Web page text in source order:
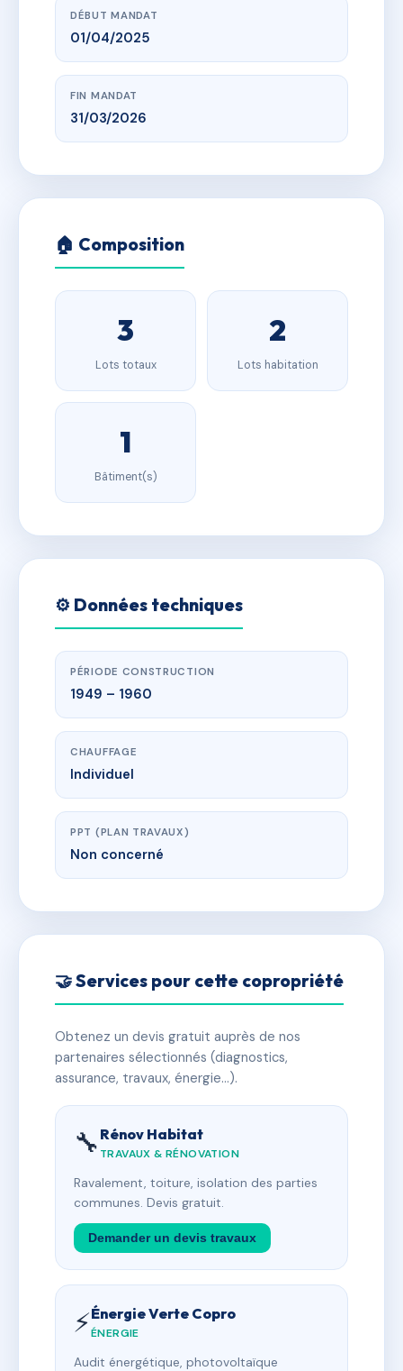
DÉBUT MANDAT
01/04/2025
FIN MANDAT
31/03/2026
🏠 Composition
3
Lots totaux
2
Lots habitation
1
Bâtiment(s)
⚙️ Données techniques
PÉRIODE CONSTRUCTION
1949 – 1960
CHAUFFAGE
Individuel
PPT (PLAN TRAVAUX)
Non concerné
🤝 Services pour cette copropriété
Obtenez un devis gratuit auprès de nos
partenaires sélectionnés (diagnostics,
assurance, travaux, énergie…).
🔧 Rénov Habitat
TRAVAUX & RÉNOVATION
Ravalement, toiture, isolation des parties
communes. Devis gratuit.
Demander un devis travaux
⚡Énergie Verte Copro
ÉNERGIE
Audit énergétique, photovoltaïque